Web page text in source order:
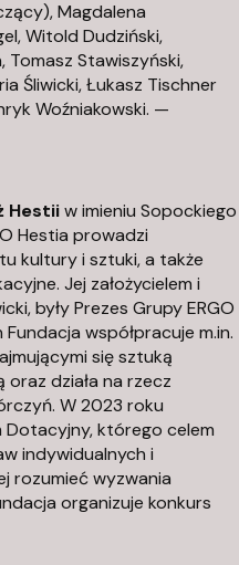
Magdalena
Witold Dudziński,
Tomasz Stawiszyński,
Śliwicki, Łukasz Tischner
Woźniakowski. —
Hestiiw imieniu Sopockiego
Hestia prowadzi
kultury i sztuki, a także
Jej założycielem i
były Prezes Grupy ERGO
współpracuje m.in.
się sztuką
oraz działa na rzecz
W 2023 roku
Dotacyjny, którego celem
indywidualnych i
rozumieć wyzwania
organizuje konkurs